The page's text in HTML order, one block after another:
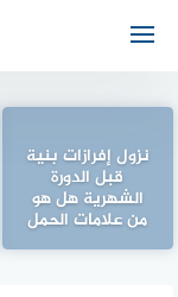
نزول إفرازات بنية
قبل الدورة
الشهرية هل هو
من علامات الحمل